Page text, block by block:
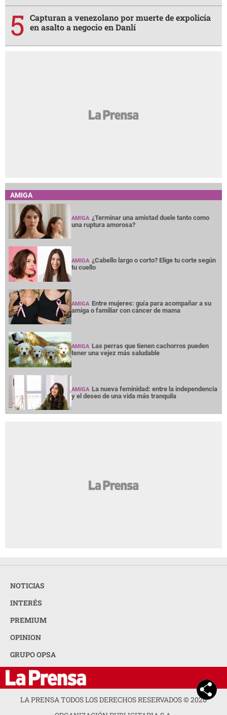
Capturan a venezolano por muerte de expolicía
en asalto a negocio en Danlí
AMIGA
AMIGA ¿Terminar una amistad duele tanto como
una ruptura amorosa?
AMIGA ¿Cabello largo o corto? Elige tu corte según
tu cuello
AMIGA Entre mujeres: guía para acompañar a su
amiga o familiar con cáncer de mama
AMIGA Las perras que tienen cachorros pueden
tener una vejez más saludable
AMIGA La nueva feminidad: entre la independencia
y el deseo de una vida más tranquila
NOTICIAS
INTERÉS
PREMIUM
OPINION
GRUPO OPSA
LA PRENSA TODOS LOS DERECHOS RESERVADOS ©2026